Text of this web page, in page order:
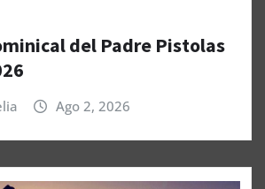
del Padre Pistolas
Ago 2, 2026